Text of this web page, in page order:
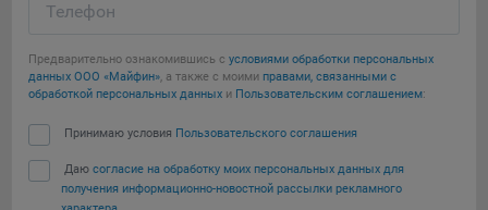
собирают информацию о том, как пользователь
улучшения.
сайта Общества посещаются чаще всего, помогают
сайта, а также позволяют оценить эффективность
рекламы. Благодаря этому у Общества есть возможность
Сохранить мои изменения
Сохранить по умолчанию
Телефон
Предварительно ознакомившись с условиями обработки персональных
данных ООО «Майфин», а также с моими правами, связанными с
обработкой персональных данных и Пользовательским соглашением:
Принимаю условия Пользовательского соглашения
Даю согласие на обработку моих персональных данных для
получения информационно-новостной рассылки рекламного